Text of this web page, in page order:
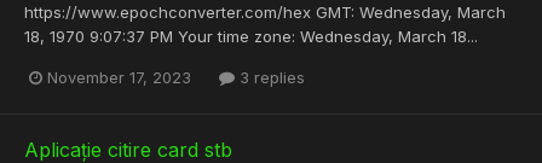
https://www.epochconverter.com/hex GMT: Wednesday, March
18, 1970 9:07:37 PM Your time zone: Wednesday, March 18...
November 17, 2023 3 replies
Aplicație citire card stb